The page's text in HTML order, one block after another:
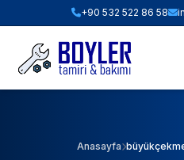
+90 532 522 86 58
Anasayfa
ANINDA FIYAT HESABI
Hızlı Teklif & Keşif